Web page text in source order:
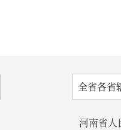
河南省人